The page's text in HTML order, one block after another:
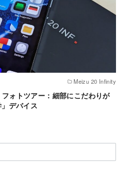
Meizu 20 Infinity
ォトツアー：細部にこだわりが
デバイス